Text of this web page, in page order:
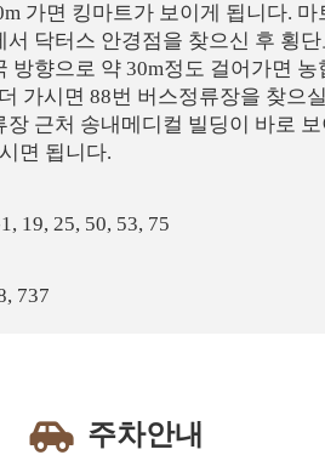
가면 킹마트가 보이게 됩니다. 마
서 닥터스 안경점을 찾으신 후 횡
방향으로 약 30m정도 걸어가면 농
가시면 88번 버스정류장을 찾으
장 근처 송내메디컬 빌딩이 바로
면 됩니다.
19, 25, 50, 53, 75
737
주차안내